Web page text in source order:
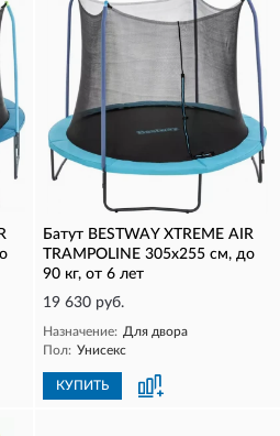
Батут BESTWAY XTREME AIR
TRAMPOLINE 305х255 см, до
90 кг, от 6 лет
19 630 руб.
Назначение: Для двора
Пол: Унисекс
КУПИТЬ